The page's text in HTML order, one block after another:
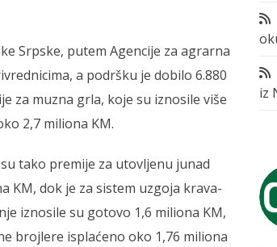
Srpske, putem Agencije za agrarna
a podršku je dobilo 6.880
za muzna grla, koje su iznosile više
2,7 miliona KM.
tako premije za utovljenu junad
KM, dok je za sistem uzgoja krava-
iznosile su gotovo 1,6 miliona KM,
brojlere isplaćeno oko 1,76 miliona
iz